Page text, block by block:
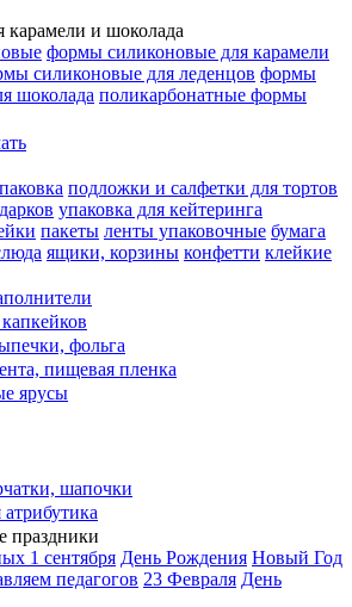
и шоколада
формы силиконовые для карамели
силиконовые для леденцов формы
шоколада поликарбонатные формы
подложки и салфетки для тортов
упаковка для кейтеринга
пакеты ленты упаковочные бумага
ящики, корзины конфетти клейкие
фольга
пищевая пленка
ярусы
шапочки
праздники
1 сентября День Рождения Новый Год
педагогов 23 Февраля День